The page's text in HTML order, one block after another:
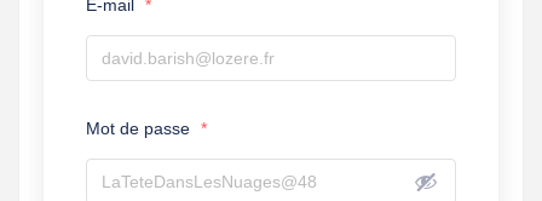
E-mail *
Mot de passe *